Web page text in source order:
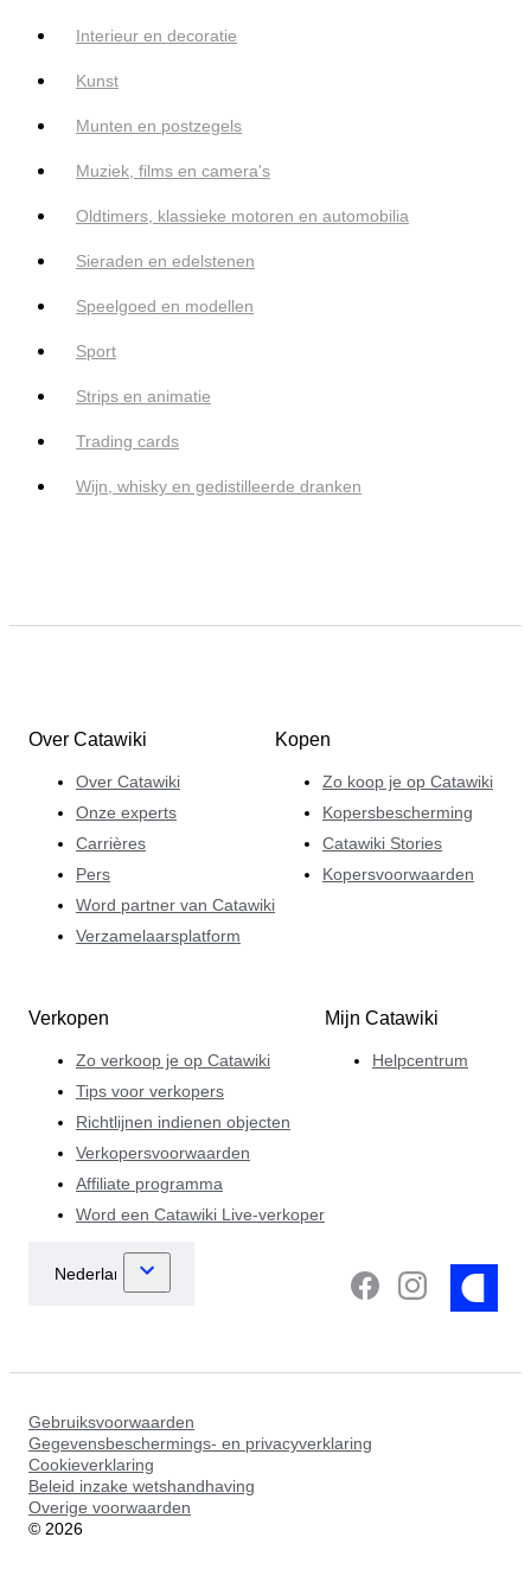
Interieur en decoratie
Kunst
Munten en postzegels
Muziek, films en camera's
Oldtimers, klassieke motoren en automobilia
Sieraden en edelstenen
Speelgoed en modellen
Sport
Strips en animatie
Trading cards
Wijn, whisky en gedistilleerde dranken
Over Catawiki
Over Catawiki
Onze experts
Carrières
Pers
Word partner van Catawiki
Verzamelaarsplatform
Kopen
Zo koop je op Catawiki
Kopersbescherming
Catawiki Stories
Kopersvoorwaarden
Verkopen
Zo verkoop je op Catawiki
Tips voor verkopers
Richtlijnen indienen objecten
Verkopersvoorwaarden
Affiliate programma
Word een Catawiki Live-verkoper
Mijn Catawiki
Helpcentrum
Gebruiksvoorwaarden
Gegevensbeschermings- en privacyverklaring
Cookieverklaring
Beleid inzake wetshandhaving
Overige voorwaarden
© 2026